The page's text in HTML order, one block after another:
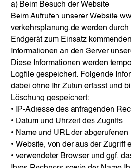
a) Beim Besuch der Website
Beim Aufrufen unserer Website
verkehrsplanung.de werden durch
Endgerät zum Einsatz
Informationen an den Server
Diese Informationen werden
Logfile gespeichert. Folgende
dabei ohne Ihr Zutun erfasst und
Löschung gespeichert:
• IP-Adresse des anfragenden
• Datum und Uhrzeit des Zugriffs
• Name und URL der abgerufenen
• Website, von der aus der Zugriff
• verwendeter Browser und ggf.